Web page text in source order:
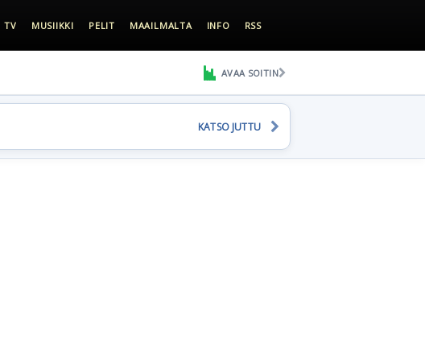
TV MUSIIKKI PELIT MAAILMALTA INFO RSS
AVAA SOITIN
KATSO JUTTU